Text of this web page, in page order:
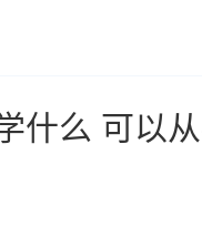
什么 可以